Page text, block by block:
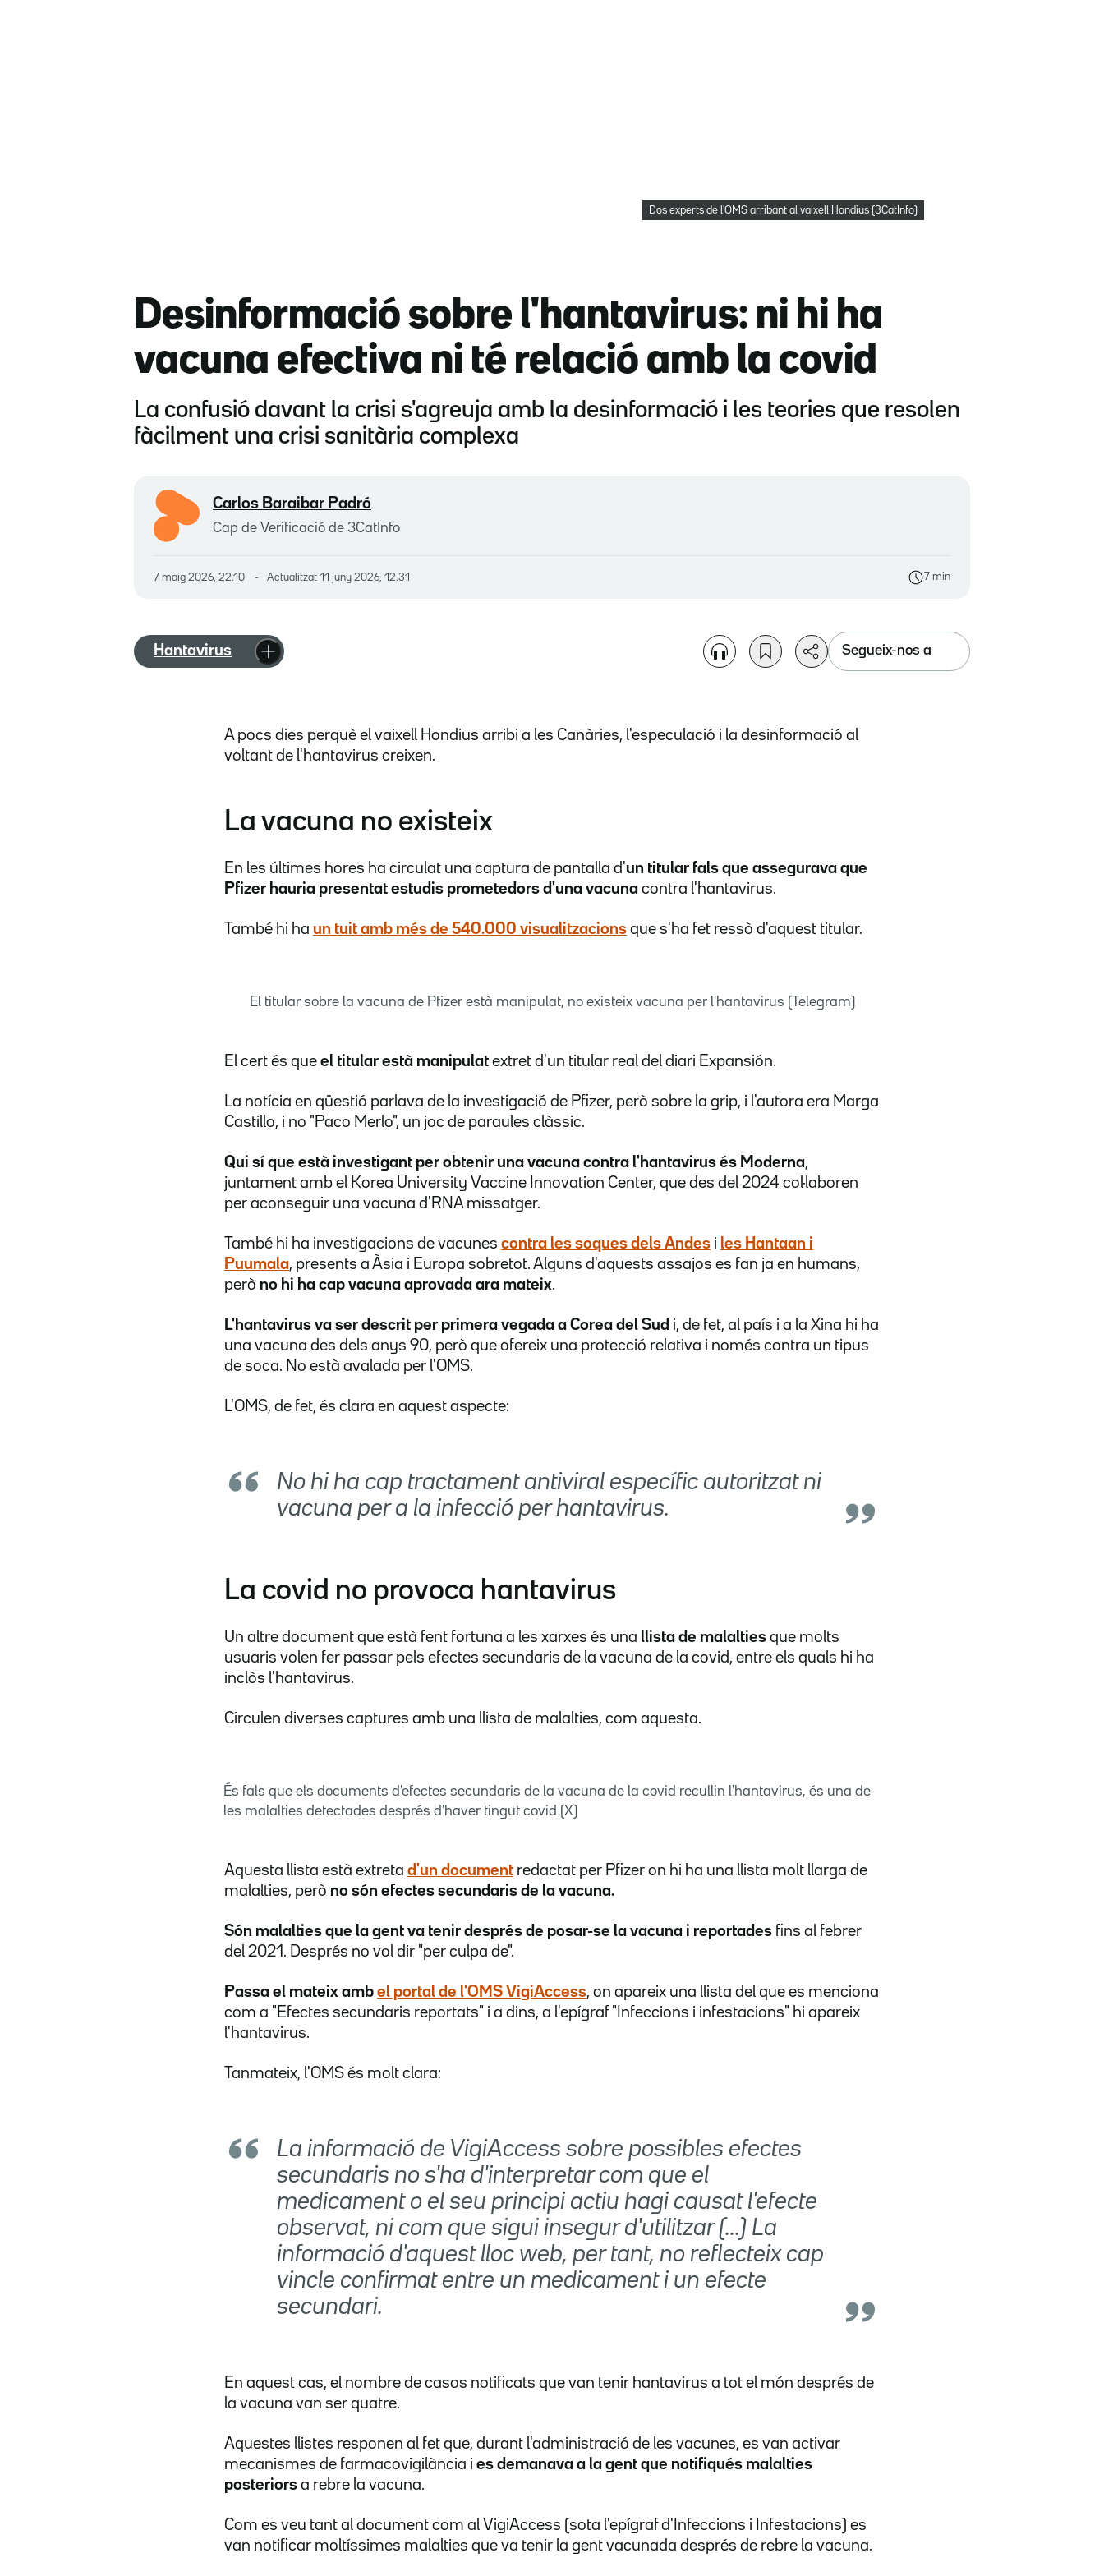
Dos experts de l'OMS arribant al vaixell Hondius (3CatInfo)
Desinformació sobre l'hantavirus: ni hi ha
vacuna efectiva ni té relació amb la covid
La confusió davant la crisi s'agreuja amb la desinformació i les teories que resolen
fàcilment una crisi sanitària complexa
Carlos Baraibar Padró
Cap de Verificació de 3CatInfo
7 maig 2026, 22.10 Actualitzat 11 juny 2026, 12.31 7 min
Hantavirus Segueix-nos a
A pocs dies perquè el vaixell Hondius arribi a les Canàries, l'especulació i la desinformació al
voltant de l'hantavirus creixen.
La vacuna no existeix
En les últimes hores ha circulat una captura de pantalla d'un titular fals que assegurava que
Pfizer hauria presentat estudis prometedors d'una vacuna contra l'hantavirus.
També hi ha un tuit amb més de 540.000 visualitzacions que s'ha fet ressò d'aquest titular.
El titular sobre la vacuna de Pfizer està manipulat, no existeix vacuna per l'hantavirus (Telegram)
El cert és que el titular està manipulat extret d'un titular real del diari Expansión.
La notícia en qüestió parlava de la investigació de Pfizer, però sobre la grip, i l'autora era Marga
Castillo, i no "Paco Merlo", un joc de paraules clàssic.
Qui sí que està investigant per obtenir una vacuna contra l'hantavirus és Moderna,
juntament amb el Korea University Vaccine Innovation Center, que des del 2024 col·laboren
per aconseguir una vacuna d'RNA missatger.
També hi ha investigacions de vacunes contra les soques dels Andes i les Hantaan i
Puumala, presents a Àsia i Europa sobretot. Alguns d'aquests assajos es fan ja en humans,
però no hi ha cap vacuna aprovada ara mateix.
L'hantavirus va ser descrit per primera vegada a Corea del Sud i, de fet, al país i a la Xina hi ha
una vacuna des dels anys 90, però que ofereix una protecció relativa i només contra un tipus
de soca. No està avalada per l'OMS.
L'OMS, de fet, és clara en aquest aspecte:
No hi ha cap tractament antiviral específic autoritzat ni
vacuna per a la infecció per hantavirus.
La covid no provoca hantavirus
Un altre document que està fent fortuna a les xarxes és una llista de malalties que molts
usuaris volen fer passar pels efectes secundaris de la vacuna de la covid, entre els quals hi ha
inclòs l'hantavirus.
Circulen diverses captures amb una llista de malalties, com aquesta.
És fals que els documents d'efectes secundaris de la vacuna de la covid recullin l'hantavirus, és una de
les malalties detectades després d'haver tingut covid (X)
Aquesta llista està extreta d'un document redactat per Pfizer on hi ha una llista molt llarga de
malalties, però no són efectes secundaris de la vacuna.
Són malalties que la gent va tenir després de posar-se la vacuna i reportades fins al febrer
del 2021. Després no vol dir "per culpa de".
Passa el mateix amb el portal de l'OMS VigiAccess, on apareix una llista del que es menciona
com a "Efectes secundaris reportats" i a dins, a l'epígraf "Infeccions i infestacions" hi apareix
l'hantavirus.
Tanmateix, l'OMS és molt clara:
La informació de VigiAccess sobre possibles efectes
secundaris no s'ha d'interpretar com que el
medicament o el seu principi actiu hagi causat l'efecte
observat, ni com que sigui insegur d'utilitzar (...) La
informació d'aquest lloc web, per tant, no reflecteix cap
vincle confirmat entre un medicament i un efecte
secundari.
En aquest cas, el nombre de casos notificats que van tenir hantavirus a tot el món després de
la vacuna van ser quatre.
Aquestes llistes responen al fet que, durant l'administració de les vacunes, es van activar
mecanismes de farmacovigilància i es demanava a la gent que notifiqués malalties
posteriors a rebre la vacuna.
Com es veu tant al document com al VigiAccess (sota l'epígraf d'Infeccions i Infestacions) es
van notificar moltíssimes malalties que va tenir la gent vacunada després de rebre la vacuna.